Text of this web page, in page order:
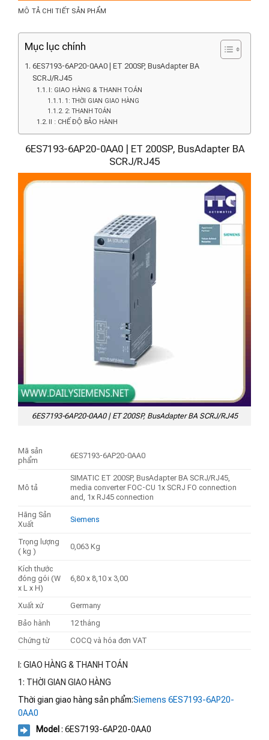
MÔ TẢ CHI TIẾT SẢN PHẨM
Mục lục chính
6ES7193-6AP20-0AA0 | ET 200SP, BusAdapter BA
SCRJ/RJ45
I: GIAO HÀNG & THANH TOÁN
1: THỜI GIAN GIAO HÀNG
2: THANH TOÁN
II : CHẾ ĐỘ BẢO HÀNH
6ES7193-6AP20-0AA0 | ET 200SP, BusAdapter BA
SCRJ/RJ45
6ES7193-6AP20-0AA0 | ET 200SP, BusAdapter BA SCRJ/RJ45
Mã sản
phẩm
6ES7193-6AP20-0AA0
Mô tả
SIMATIC ET 200SP, BusAdapter BA SCRJ/RJ45,
media converter FOC-CU 1x SCRJ FO connection
and, 1x RJ45 connection
Hãng Sản
Xuất
Siemens
Trọng lượng
( kg )
0,063 Kg
Kích thước
đóng gói (W
x L x H)
6,80 x 8,10 x 3,00
Xuất xứ
Germany
Bảo hành
12 tháng
Chứng từ
COCQ và hóa đơn VAT
I: GIAO HÀNG & THANH TOÁN
1: THỜI GIAN GIAO HÀNG
Thời gian giao hàng sản phẩm:Siemens 6ES7193-6AP20-
0AA0
Model : 6ES7193-6AP20-0AA0